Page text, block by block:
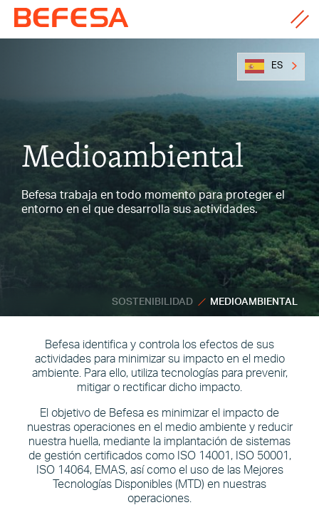
ES
Medioambiental
Befesa trabaja en todo momento para proteger el
entorno en el que desarrolla sus actividades.
SOSTENIBILIDAD MEDIOAMBIENTAL
Befesa identifica y controla los efectos de sus
actividades para minimizar su impacto en el medio
ambiente. Para ello, utiliza tecnologías para prevenir,
mitigar o rectificar dicho impacto.
El objetivo de Befesa es minimizar el impacto de
nuestras operaciones en el medio ambiente y reducir
nuestra huella, mediante la implantación de sistemas
de gestión certificados como ISO 14001, ISO 50001,
ISO 14064, EMAS, así como el uso de las Mejores
Tecnologías Disponibles (MTD) en nuestras
operaciones.